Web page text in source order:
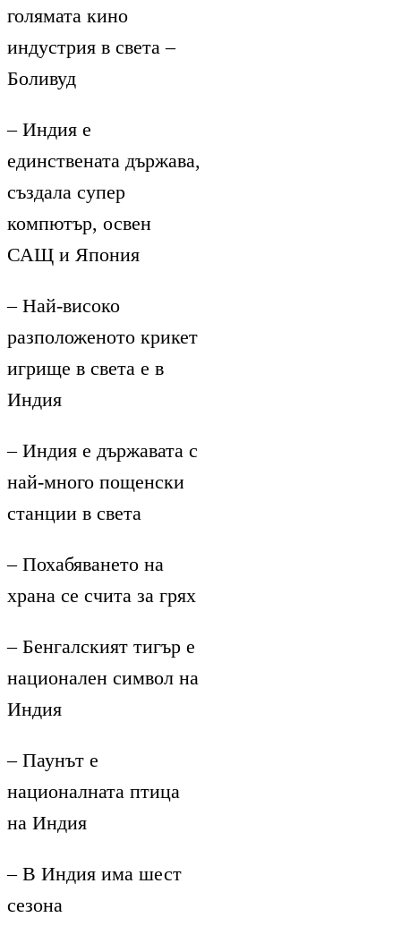
голямата кино
индустрия в света –
Боливуд
– Индия е
единствената държава,
създала супер
компютър, освен
САЩ и Япония
– Най-високо
разположеното крикет
игрище в света е в
Индия
– Индия е държавата с
най-много пощенски
станции в света
– Похабяването на
храна се счита за грях
– Бенгалският тигър е
национален символ на
Индия
– Паунът е
националната птица
на Индия
– В Индия има шест
сезона